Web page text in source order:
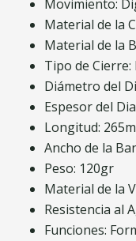
Movimiento:
Material de la
Material de la
Tipo de Cierre:
Diámetro del
Espesor del
Longitud:
Ancho de la
Peso: 120gr
Material de la
Resistencia al
Funciones: